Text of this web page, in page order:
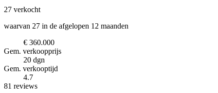
27 verkocht
waarvan 27 in de afgelopen 12 maanden
€ 360.000
Gem. verkoopprijs
20 dgn
Gem. verkooptijd
4.7
81 reviews